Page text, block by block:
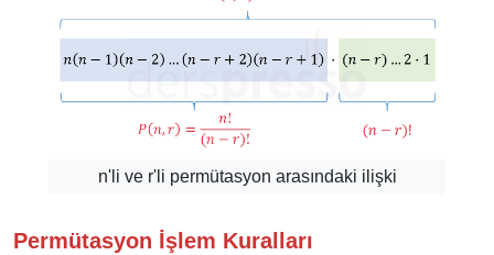
n'li ve r'li permütasyon arasındaki ilişki
Permütasyon İşlem Kuralları